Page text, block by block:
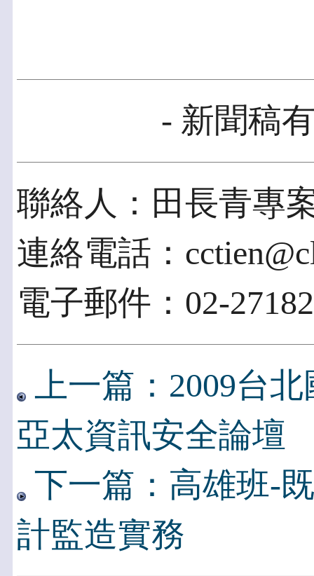
- 新聞稿
聯絡人：田長青專
連絡電話：
電子郵件：02-
上一篇：2009台
亞太資訊安全論壇
下一篇：高雄班-
計監造實務